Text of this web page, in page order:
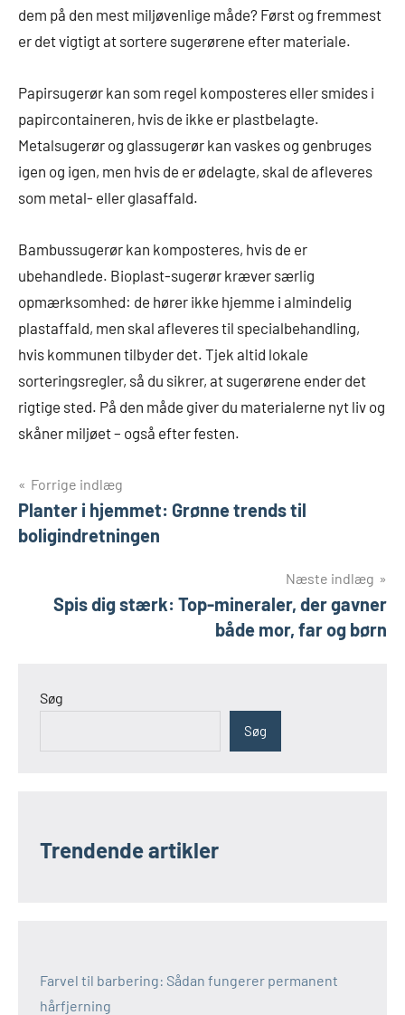
dem på den mest miljøvenlige måde? Først og fremmest
er det vigtigt at sortere sugerørene efter materiale.
Papirsugerør kan som regel komposteres eller smides i
papircontaineren, hvis de ikke er plastbelagte.
Metalsugerør og glassugerør kan vaskes og genbruges
igen og igen, men hvis de er ødelagte, skal de afleveres
som metal- eller glasaffald.
Bambussugerør kan komposteres, hvis de er
ubehandlede. Bioplast-sugerør kræver særlig
opmærksomhed: de hører ikke hjemme i almindelig
plastaffald, men skal afleveres til specialbehandling,
hvis kommunen tilbyder det. Tjek altid lokale
sorteringsregler, så du sikrer, at sugerørene ender det
rigtige sted. På den måde giver du materialerne nyt liv og
skåner miljøet – også efter festen.
Indlægsnavigation
Forrige indlæg
Planter i hjemmet: Grønne trends til
boligindretningen
Næste indlæg
Spis dig stærk: Top-mineraler, der gavner
både mor, far og børn
Søg
Søg
Trendende artikler
Farvel til barbering: Sådan fungerer permanent
hårfjerning